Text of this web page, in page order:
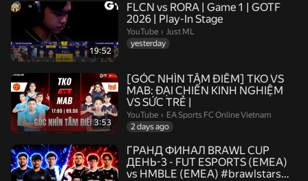
19:52
FLCN vs RORA | Game 1 | GOTF
2026 | Play-In Stage
YouTube › Just ML.
Just ML
yesterday
3:53
[GÓC NHÌN TÂM ĐIỂM] TKO VS
MAB: ĐẠI CHIẾN KINH NGHIỆM
VS SỨC TRẺ |
YouTube › EA Sports FC Online Vietnam.
EA Sports FC Online Vietnam
2 days ago
ГРАНД ФИНАЛ BRAWL CUP
ДЕНЬ-3 - FUT ESPORTS (EMEA)
vs HMBLE (EMEA) #brawlstars